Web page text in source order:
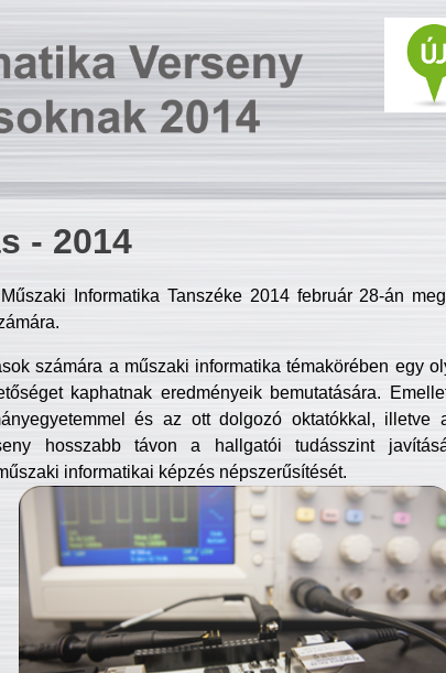
- 2014
Informatika Tanszéke 2014 február 28-án
számára a műszaki informatika témakörében egy
kaphatnak eredményeik bemutatására.
és az ott dolgozó oktatókkal, illetve
hosszabb távon a hallgatói tudásszint
informatikai képzés népszerűsítését.